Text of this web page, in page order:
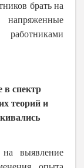
брать на
в спектр
теорий и
выявление